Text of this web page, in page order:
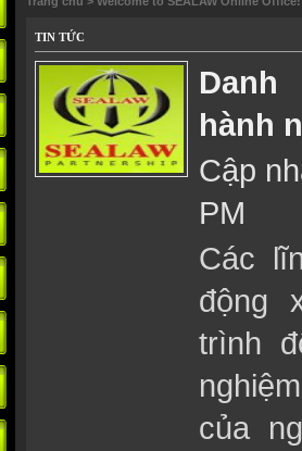
TIN TỨC
hành
Cập
PM
Các
động
trình
của